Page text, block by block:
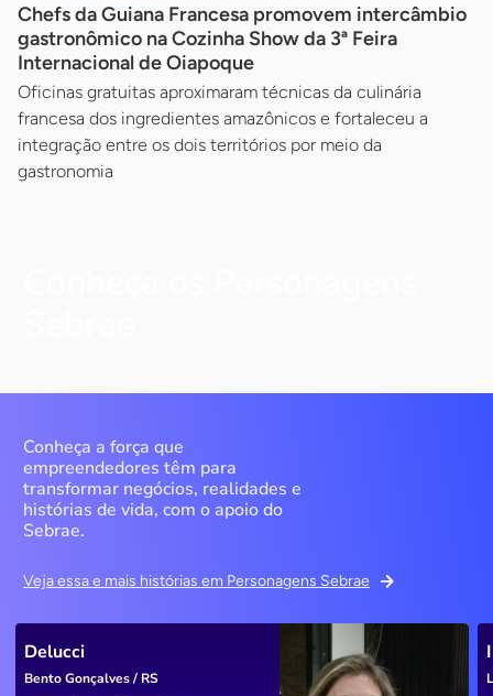
Chefs da Guiana Francesa promovem intercâmbio
gastronômico na Cozinha Show da 3ª Feira
Internacional de Oiapoque
Oficinas gratuitas aproximaram técnicas da culinária
francesa dos ingredientes amazônicos e fortaleceu a
integração entre os dois territórios por meio da
gastronomia
Conheça a força que
empreendedores têm para
transformar negócios, realidades e
histórias de vida, com o apoio do
Sebrae.
Veja essa e mais histórias em Personagens Sebrae
Delucci
Bento Gonçalves / RS